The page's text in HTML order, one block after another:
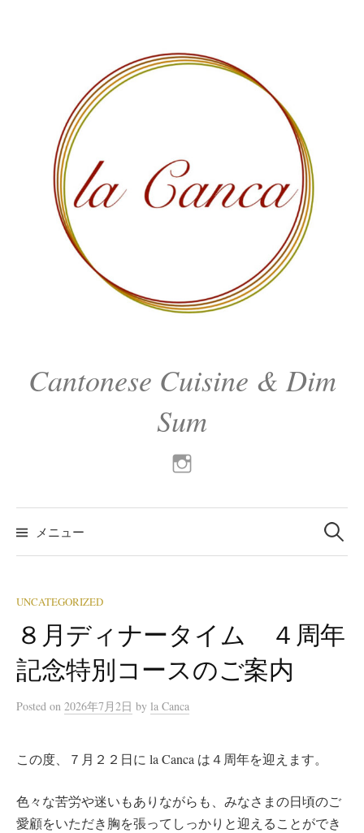
Cantonese Cuisine & Dim
Sum
メニュー
検
索:
UNCATEGORIZED
８月ディナータイム ４周年
記念特別コースのご案内
Posted on 2026年7月2日 by la Canca
この度、７月２２日に la Canca は４周年を迎えます。
色々な苦労や迷いもありながらも、みなさまの日頃のご
愛顧をいただき胸を張ってしっかりと迎えることができ